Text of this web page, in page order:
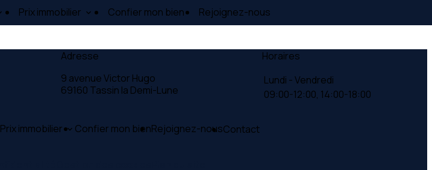
Prix immobilier Confier mon bien Rejoignez-nous
Adresse
9 avenue Victor Hugo
69160 Tassin la Demi-Lune
Horaires
Lundi - Vendredi
09:00-12:00, 14:00-18:00
Prix immobilier Confier mon bienRejoignez-nousContact